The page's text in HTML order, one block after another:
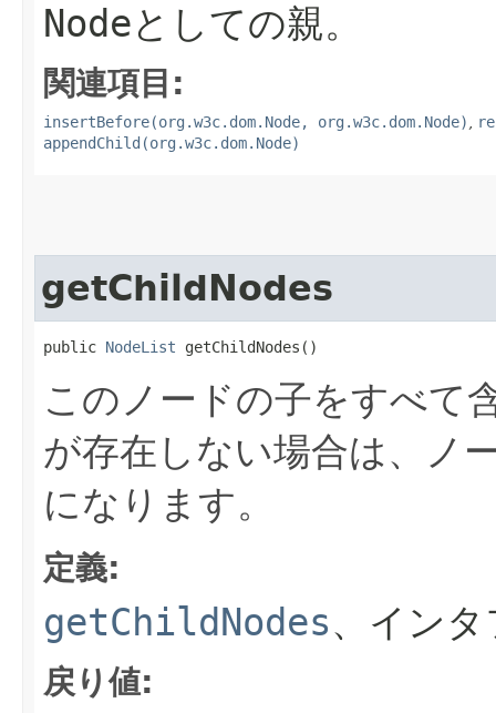
Nodeとしての親。
関連項目:
insertBefore(org.w3c.dom.Node, org.w3c.dom.Node)
appendChild(org.w3c.dom.Node)
getChildNodes
public NodeList getChildNodes()
このノードの子をすべて
が存在しない場合は、ノ
になります。
定義:
getChildNodes、イン
戻り値: